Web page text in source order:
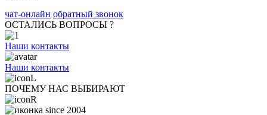
чат-онлайн обратный звонок
ОСТАЛИСЬ ВОПРОСЫ ?
Наши контакты
Наши контакты
ПОЧЕМУ НАС ВЫБИРАЮТ